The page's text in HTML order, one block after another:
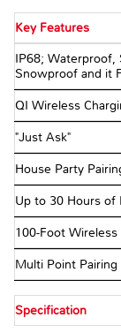
Key Features
IP68; Waterproof,
Snowproof and it
QI Wireless
"Just Ask"
House Party
Up to 30 Hours of
100-Foot Wireless
Multi Point Pairing
Specification